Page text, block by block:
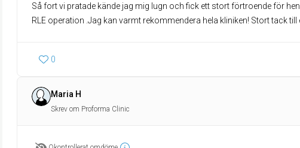
Så fort vi pratade kände jag mig lugn och fick ett stort förtroende för
RLE operation .Jag kan varmt rekommendera hela kliniken! Stort tack till
0
Maria H
Skrev om Proforma Clinic